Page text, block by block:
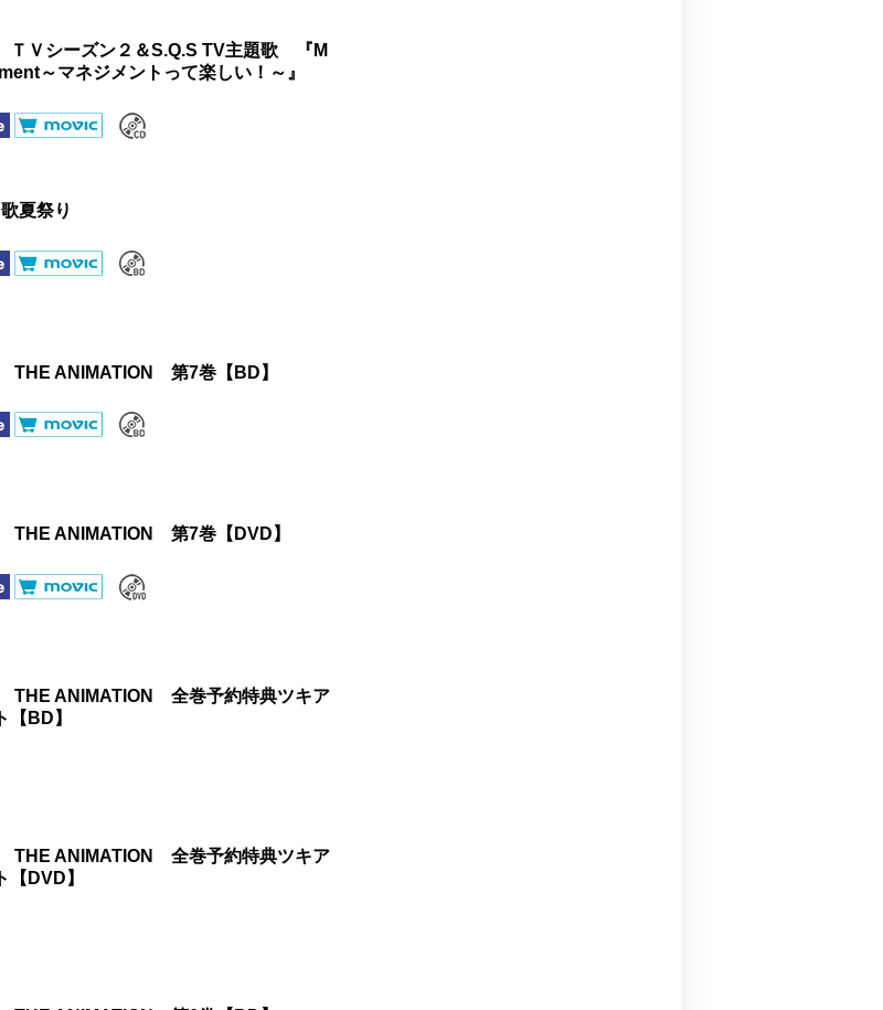
ＴＶシーズン２＆S.Q.S TV主題歌 『M
～マネジメントって楽しい！～』
夏祭り
THE ANIMATION 第7巻【BD】
THE ANIMATION 第7巻【DVD】
THE ANIMATION 全巻予約特典ツキア
【BD】
THE ANIMATION 全巻予約特典ツキア
【DVD】